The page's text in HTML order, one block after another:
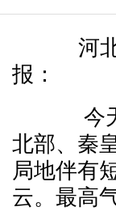
河北
报：
今天
北部、秦
局地伴有
云。最高